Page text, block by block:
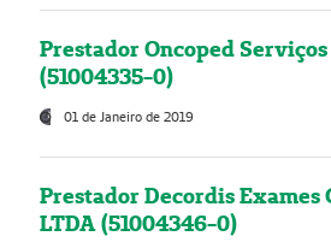
Prestador Oncoped
(51004335-0)
01 de Janeiro de 2019
Prestador Decordis Exames
LTDA (51004346-0)